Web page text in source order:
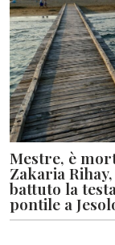
Mestre, è
Zakaria
battuto la
pontile a